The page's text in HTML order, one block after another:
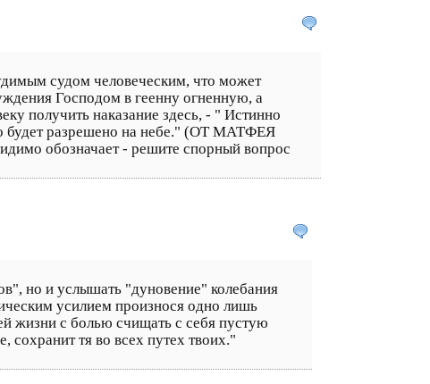
судом человеческим, что может
Господом в геенну огненную, а
получить наказание здесь, - " Истинно
будет разрешено на небе." (ОТ МАТФЕЯ
обозначает - решите спорный вопрос
но и услышать "дуновение" колебания
усилием произнося одно лишь
жизни с болью счищать с себя пустую
тя во всех путех твоих."